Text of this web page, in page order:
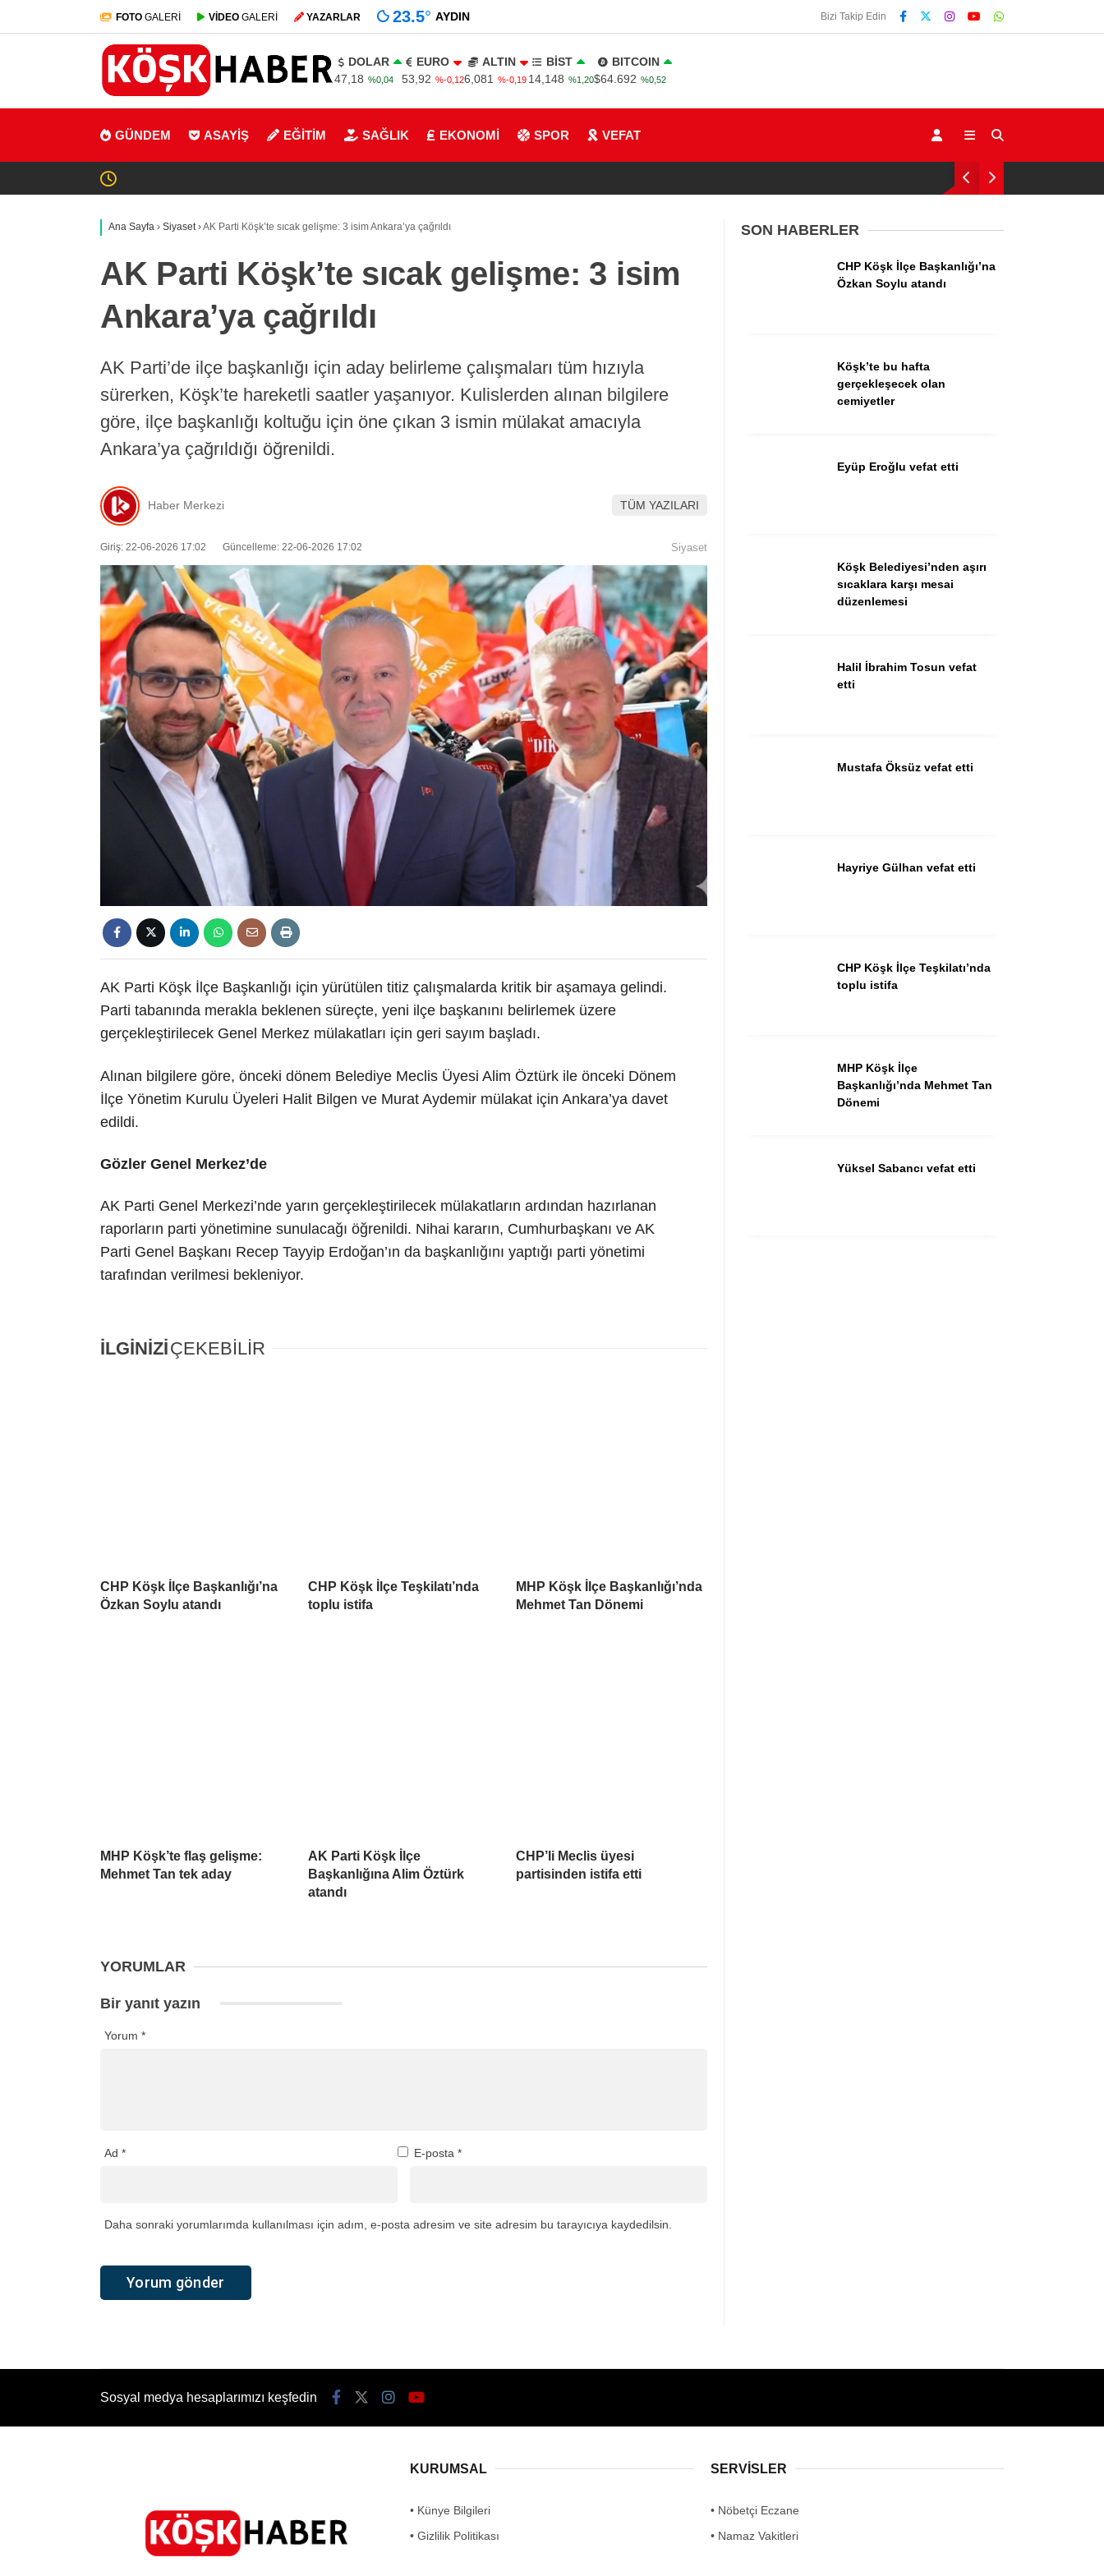
Gündem
Güncel
Sağlık
WhatsApp İhbar
FOTO GALERİ VİDEO GALERİ YAZARLAR 23.5° AYDIN Bizi Takip Edin
DOLAR
47,18 %0,04
EURO
53,92 %-0,12
ALTIN
6,081
%-0,19
BİST
14,148 %1,20
BITCOIN
$64.692 %0,52
GÜNDEM ASAYİŞ EĞİTİM SAĞLIK EKONOMİ SPOR VEFAT
Ana Sayfa › Siyaset›AK Parti Köşk’te sıcak gelişme: 3 isim Ankara’ya çağrıldı
AK Parti Köşk’te sıcak gelişme: 3 isim
Ankara’ya çağrıldı
AK Parti’de ilçe başkanlığı için aday belirleme çalışmaları tüm hızıyla
sürerken, Köşk’te hareketli saatler yaşanıyor. Kulislerden alınan bilgilere
göre, ilçe başkanlığı koltuğu için öne çıkan 3 ismin mülakat amacıyla
Ankara’ya çağrıldığı öğrenildi.
Haber Merkezi TÜM YAZILARI
Giriş: 22-06-2026 17:02 Güncelleme: 22-06-2026 17:02 Siyaset
​AK Parti Köşk İlçe Başkanlığı için yürütülen titiz çalışmalarda kritik bir aşamaya gelindi.
Parti tabanında merakla beklenen süreçte, yeni ilçe başkanını belirlemek üzere
gerçekleştirilecek Genel Merkez mülakatları için geri sayım başladı.
​Alınan bilgilere göre, önceki dönem Belediye Meclis Üyesi Alim Öztürk ile önceki Dönem
İlçe Yönetim Kurulu Üyeleri Halit Bilgen ve Murat Aydemir mülakat için Ankara’ya davet
edildi.
Gözler Genel Merkez’de
AK Parti Genel Merkezi’nde yarın gerçekleştirilecek mülakatların ardından hazırlanan
raporların parti yönetimine sunulacağı öğrenildi. Nihai kararın, Cumhurbaşkanı ve AK
Parti Genel Başkanı Recep Tayyip Erdoğan’ın da başkanlığını yaptığı parti yönetimi
tarafından verilmesi bekleniyor.
İLGİNİZİÇEKEBİLİR
CHP Köşk İlçe Başkanlığı’na
Özkan Soylu atandı
CHP Köşk İlçe Teşkilatı’nda
toplu istifa
MHP Köşk İlçe Başkanlığı’nda
Mehmet Tan Dönemi
MHP Köşk’te flaş gelişme:
Mehmet Tan tek aday
AK Parti Köşk İlçe
Başkanlığına Alim Öztürk
atandı
CHP’li Meclis üyesi
partisinden istifa etti
YORUMLAR
Bir yanıt yazın
Yorum *
Ad * E-posta *
Daha sonraki yorumlarımda kullanılması için adım, e-posta adresim ve site adresim bu tarayıcıya kaydedilsin.
SON HABERLER
CHP Köşk İlçe Başkanlığı’na
Özkan Soylu atandı
Köşk’te bu hafta
gerçekleşecek olan
cemiyetler
Eyüp Eroğlu vefat etti
Köşk Belediyesi’nden aşırı
sıcaklara karşı mesai
düzenlemesi
Halil İbrahim Tosun vefat
etti
Mustafa Öksüz vefat etti
Hayriye Gülhan vefat etti
CHP Köşk İlçe Teşkilatı’nda
toplu istifa
MHP Köşk İlçe
Başkanlığı’nda Mehmet Tan
Dönemi
Yüksel Sabancı vefat etti
Sosyal medya hesaplarımızı keşfedin
KURUMSAL
• Künye Bilgileri
• Gizlilik Politikası
SERVİSLER
• Nöbetçi Eczane
• Namaz Vakitleri